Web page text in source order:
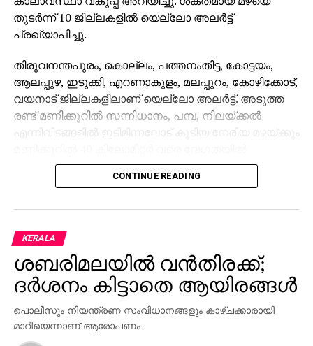
തുടര്‍ന്ന് 10 ജില്ലകളില്‍ യെല്ലോ അലര്‍ട്ട്
പ്രഖ്യാപിച്ചു.
തിരുവനന്തപുരം, കൊല്ലം, പത്തനംതിട്ട, കോട്ടയം,
ആലപ്പുഴ, ഇടുക്കി, എറണാകുളം, മലപ്പുറം, കോഴിക്കോട്,
വയനാട് ജില്ലകളിലാണ് യെല്ലോ അലര്‍ട്ട്. അടുത്ത
രണ്ട് മണിക്കൂറില്‍ സന്നിധാനം, പമ്പ, നിലയ്ക്കല്‍
എന്നിവിടങ്ങളില്‍ ഇടിമിന്നലോട് കൂടിയ നേരിയ മഴയ്ക്കും
ശക്തമായ കാറ്റിനും സാധ്യതയുണ്ടെന്നാണ്
കാലാവസ്ഥ വകുപ്പിന്റെ പ്രവചനം.
മഴസാധ്യത കണക്കിലെടുത്ത് കേരള- ലക്ഷദ്വീപ്
തീരങ്ങളില്‍ ഇന്നും നാളെയും മത്സ്യബന്ധനത്തിന്
വിലക്കേര്‍പ്പെടുത്തിയിട്ടുണ്ട്.
CONTINUE READING
KERALA
ശബരിമലയില്‍ വന്‍തിരക്ക്;
ദര്‍ശനം കിട്ടാതെ ആയിരങ്ങള്‍
പൊലീസും നിയന്ത്രണ സംവിധാനങ്ങളും കാഴ്ചക്കാരായി
മാറിയെന്നാണ് ആരോപണം.